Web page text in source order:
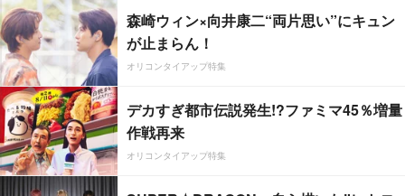
森崎ウィン×向井康二“両片思い”にキュン
が止まらん！
オリコンタイアップ特集
デカすぎ都市伝説発生!?ファミマ45％増量
作戦再来
オリコンタイアップ特集